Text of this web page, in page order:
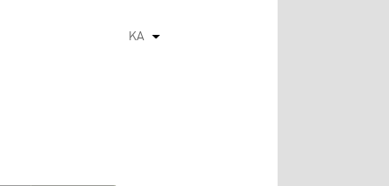
KA List additional actions